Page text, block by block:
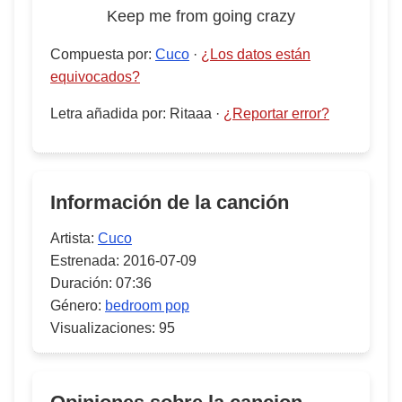
Keep me from going crazy
Compuesta por: Cuco · ¿Los datos están
equivocados?
Letra añadida por: Ritaaa · ¿Reportar error?
Información de la canción
Artista: Cuco
Estrenada: 2016-07-09
Duración: 07:36
Género: bedroom pop
Visualizaciones: 95